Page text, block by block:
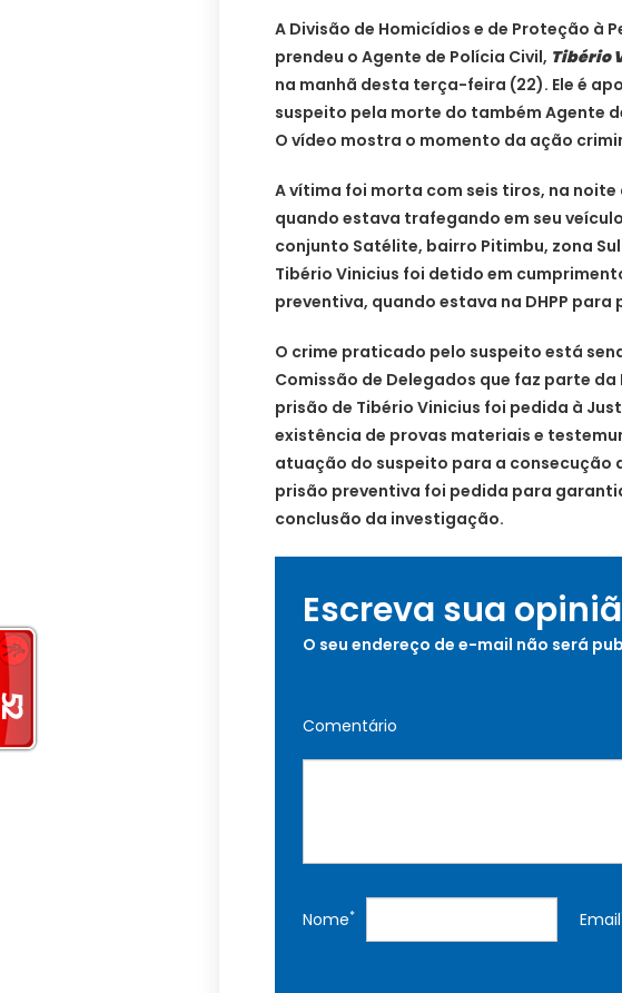
A Divisão de Homicídios e de Proteção à
prendeu o Agente de Polícia Civil, Tibério
na manhã desta terça-feira (22). Ele é
suspeito pela morte do também Agente
O vídeo mostra o momento da ação
A vítima foi morta com seis tiros, na noite
quando estava trafegando em seu
conjunto Satélite, bairro Pitimbu, zona
Tibério Vinicius foi detido em
preventiva, quando estava na DHPP
O crime praticado pelo suspeito está
Comissão de Delegados que faz parte
prisão de Tibério Vinicius foi pedida à
existência de provas materiais e
atuação do suspeito para a consecução
prisão preventiva foi pedida para
conclusão da investigação.
Escreva sua
O seu endereço de e-mail não será
Comentário
Nome* Email